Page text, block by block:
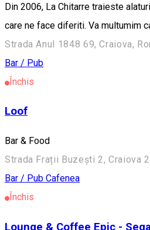
Din 2006, La Chitarre traieste
care ne face diferiti. Va multumim
Strada Anul 1848 69, Craiova,
Bar / Pub
Închis
Loof
Bar & Food
Strada Frații Buzești 2, Craiova
Bar / Pub Cafenea
Închis
Lounge & Coffee Epic -